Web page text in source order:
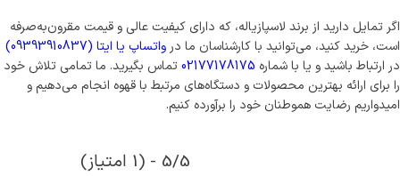
اگر تمایل دارید از برند لاسپازیاله، که دارای کیفیت عالی و قیمت مقرون‌به‌صرفه
است، خرید کنید، می‌توانید با کارشناسان ما در واتساپ یا ایتا (09393910837)
در ارتباط باشید و یا با شماره 02177178175تماس بگیرید. ما تمامی تلاش خود
را برای ارائه بهترین محصولات و دستگاه‌های مرتبط با قهوه انجام می‌دهیم و
امیدواریم رضایت هموطنان خود را برآورده کنیم.
5/5 - (1 امتیاز)